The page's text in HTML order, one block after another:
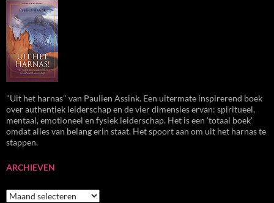
"Uit het harnas" van Paulien Assink. Een uitermate inspirerend boek
over authentiek leiderschap en de vier dimensies ervan: spiritueel,
mentaal, emotioneel en fysiek leiderschap. Het is een 'totaal boek'
omdat alles van belang erin staat. Het spoort aan om uit het harnas te
stappen.
ARCHIEVEN
Archieven